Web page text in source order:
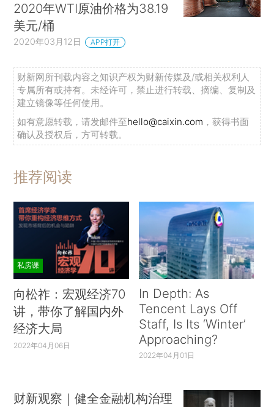
2020年WTI原油价格为38.19
美元/桶
2020年03月12日 APP打开
财新网所刊载内容之知识产权为财新传媒及/或相关权利人
专属所有或持有。未经许可，禁止进行转载、摘编、复制及
建立镜像等任何使用。
如有意愿转载，请发邮件至hello@caixin.com ，获得书面
确认及授权后，方可转载。
推荐阅读
私房课
向松祚：宏观经济70
讲，带你了解国内外
经济大局
2022年04月06日
In Depth: As
Tencent Lays Off
Staff, Is Its ‘Winter’
Approaching?
2022年04月01日
财新观察｜健全金融机构治理